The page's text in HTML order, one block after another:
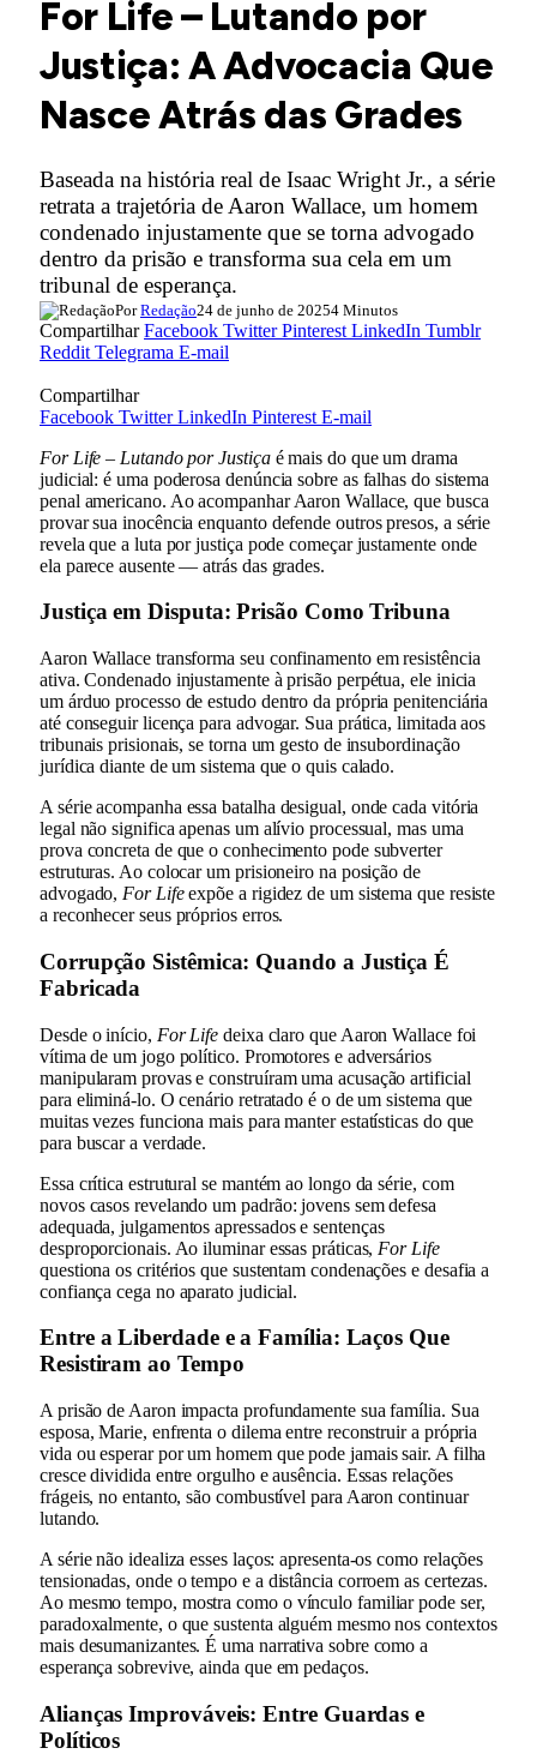
For Life – Lutando por
Justiça: A Advocacia Que
Nasce Atrás das Grades
Baseada na história real de Isaac Wright Jr., a série
retrata a trajetória de Aaron Wallace, um homem
condenado injustamente que se torna advogado
dentro da prisão e transforma sua cela em um
tribunal de esperança.
Por Redação24 de junho de 20254 Minutos
CompartilharFacebook Twitter Pinterest LinkedIn Tumblr
Reddit Telegrama E-mail
Compartilhar
Facebook Twitter LinkedIn Pinterest E-mail
For Life – Lutando por Justiçaé mais do que um drama
judicial: é uma poderosa denúncia sobre as falhas do sistema
penal americano. Ao acompanhar Aaron Wallace, que busca
provar sua inocência enquanto defende outros presos, a série
revela que a luta por justiça pode começar justamente onde
ela parece ausente — atrás das grades.
Justiça em Disputa: Prisão Como Tribuna
Aaron Wallace transforma seu confinamento em resistência
ativa. Condenado injustamente à prisão perpétua, ele inicia
um árduo processo de estudo dentro da própria penitenciária
até conseguir licença para advogar. Sua prática, limitada aos
tribunais prisionais, se torna um gesto de insubordinação
jurídica diante de um sistema que o quis calado.
A série acompanha essa batalha desigual, onde cada vitória
legal não significa apenas um alívio processual, mas uma
prova concreta de que o conhecimento pode subverter
estruturas. Ao colocar um prisioneiro na posição de
advogado, For Lifeexpõe a rigidez de um sistema que resiste
a reconhecer seus próprios erros.
Corrupção Sistêmica: Quando a Justiça É
Fabricada
Desde o início, For Life deixa claro que Aaron Wallace foi
vítima de um jogo político. Promotores e adversários
manipularam provas e construíram uma acusação artificial
para eliminá-lo. O cenário retratado é o de um sistema que
muitas vezes funciona mais para manter estatísticas do que
para buscar a verdade.
Essa crítica estrutural se mantém ao longo da série, com
novos casos revelando um padrão: jovens sem defesa
adequada, julgamentos apressados e sentenças
desproporcionais. Ao iluminar essas práticas, For Life
questiona os critérios que sustentam condenações e desafia a
confiança cega no aparato judicial.
Entre a Liberdade e a Família: Laços Que
Resistiram ao Tempo
A prisão de Aaron impacta profundamente sua família. Sua
esposa, Marie, enfrenta o dilema entre reconstruir a própria
vida ou esperar por um homem que pode jamais sair. A filha
cresce dividida entre orgulho e ausência. Essas relações
frágeis, no entanto, são combustível para Aaron continuar
lutando.
A série não idealiza esses laços: apresenta-os como relações
tensionadas, onde o tempo e a distância corroem as certezas.
Ao mesmo tempo, mostra como o vínculo familiar pode ser,
paradoxalmente, o que sustenta alguém mesmo nos contextos
mais desumanizantes. É uma narrativa sobre como a
esperança sobrevive, ainda que em pedaços.
Alianças Improváveis: Entre Guardas e
Políticos